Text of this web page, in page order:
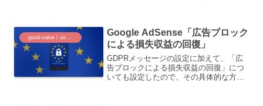
Google AdSense「広告ブロック
による損失収益の回復」
GDPRメッセージの設定に加えて、「広
告ブロックによる損失収益の回復」につ
いても設定したので、その具体的な方法